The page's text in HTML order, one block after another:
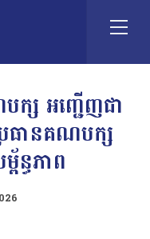
ក្ស អញ្ជើញជា
ធានគណបក្ស
ន្ធភាព